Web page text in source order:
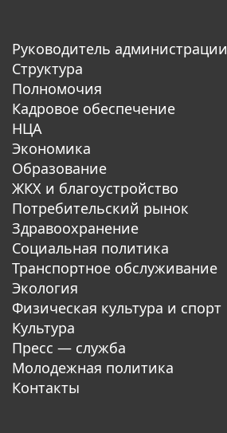
Руководитель администрации
Структура
Полномочия
Кадровое обеспечение
НЦА
Экономика
Образование
ЖКХ и благоустройство
Потребительский рынок
Здравоохранение
Социальная политика
Транспортное обслуживание
Экология
Физическая культура и спорт
Культура
Пресс — служба
Молодежная политика
Контакты